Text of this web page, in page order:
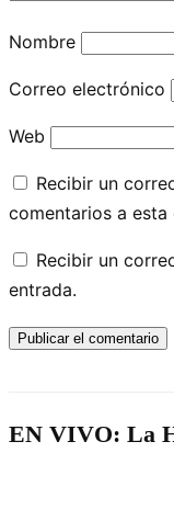
Nombre
Correo electrónico
Web
Recibir un
comentarios a esta
Recibir un
entrada.
EN VIVO: La